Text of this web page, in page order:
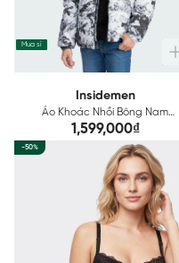
Mua sỉ
Insidemen
Áo Khoác Nhồi Bông Nam
Insidemen IJK050W3
1,599,000₫
-50%